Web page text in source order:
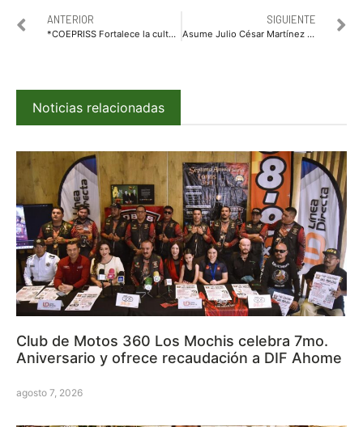
ANTERIOR
*COEPRISS Fortalece la cultura de la inocuidad alimentaria con “Jornada De Buenas Prácticas E Higiene Alimentaria”.*
SIGUIENTE
Asume Julio César Martínez Muñoz presidencia de OCUS para el periodo 2026-2027
Noticias relacionadas
Club de Motos 360 Los Mochis celebra 7mo.
Aniversario y ofrece recaudación a DIF Ahome
agosto 7, 2026